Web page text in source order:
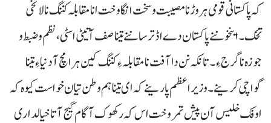
کہ پاکستانی قومی ہر وڑ نا مصیبت و سخت انگا وخت انا مقابلہ کننگ نا لائخی
تخک۔ اینخو ننے پاکستان دے اڈ ترسا ننے تینا صف آتیٹی اسٹی، نظم و ضبط و
جوزہ نا گرج ءِ۔ تانکہ نن دا آفت نا مقابلہ ءِ کننگ کین ہرا مچ آ دنیا ءِ تینا
گواچی کرینے۔ وزیراعظم پارینے کہ ای تینا ہم وطن تیان خواست کیوہ کہ
اوفک خلیس آن پیش تمر وخت اس کہ رکھوک آ گام گیج آتا خیالداری